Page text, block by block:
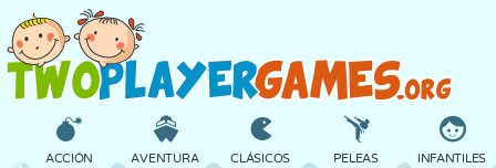
ACCIÓN AVENTURA CLÁSICOS PELEAS INFANTILES